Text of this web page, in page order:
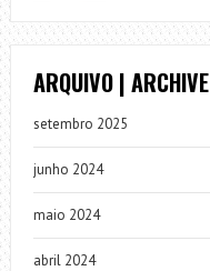
ARQUIVO | ARCHIVE
setembro 2025
junho 2024
maio 2024
abril 2024